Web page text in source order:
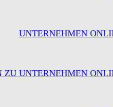
UNTERNEHMEN
ZU UNTERNEHMEN